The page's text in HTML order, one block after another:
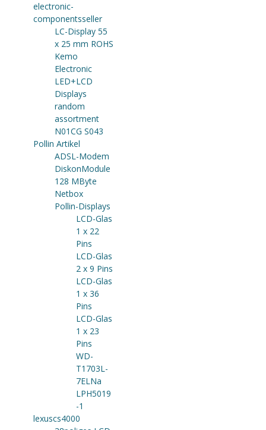
electronic-
componentsseller
LC-Display 55
x 25 mm ROHS
Kemo
Electronic
LED+LCD
Displays
random
assortment
N01CG S043
Pollin Artikel
ADSL-Modem
DiskonModule
128 MByte
Netbox
Pollin-Displays
LCD-Glas
1 x 22
Pins
LCD-Glas
2 x 9 Pins
LCD-Glas
1 x 36
Pins
LCD-Glas
1 x 23
Pins
WD-
T1703L-
7ELNa
LPH5019
-1
lexuscs4000